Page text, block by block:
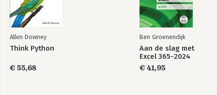
Allen Downey
Think Python
€ 55,68
Ben Groenendijk
Aan de slag met
Excel 365-2024
€ 41,95